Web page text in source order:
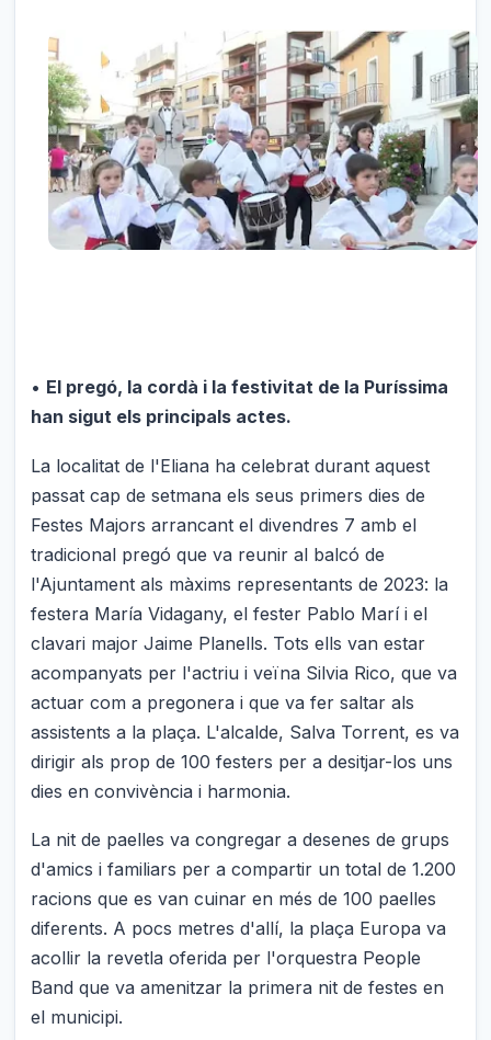
• El pregó, la cordà i la festivitat de la Puríssima
han sigut els principals actes.
La localitat de l'Eliana ha celebrat durant aquest
passat cap de setmana els seus primers dies de
Festes Majors arrancant el divendres 7 amb el
tradicional pregó que va reunir al balcó de
l'Ajuntament als màxims representants de 2023: la
festera María Vidagany, el fester Pablo Marí i el
clavari major Jaime Planells. Tots ells van estar
acompanyats per l'actriu i veïna Silvia Rico, que va
actuar com a pregonera i que va fer saltar als
assistents a la plaça. L'alcalde, Salva Torrent, es va
dirigir als prop de 100 festers per a desitjar-los uns
dies en convivència i harmonia.
La nit de paelles va congregar a desenes de grups
d'amics i familiars per a compartir un total de 1.200
racions que es van cuinar en més de 100 paelles
diferents. A pocs metres d'allí, la plaça Europa va
acollir la revetla oferida per l'orquestra People
Band que va amenitzar la primera nit de festes en
el municipi.